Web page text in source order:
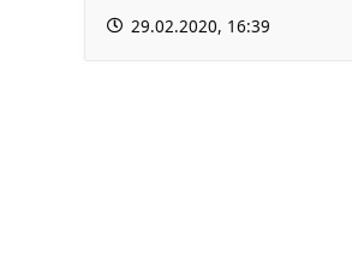
29.02.2020, 16:39